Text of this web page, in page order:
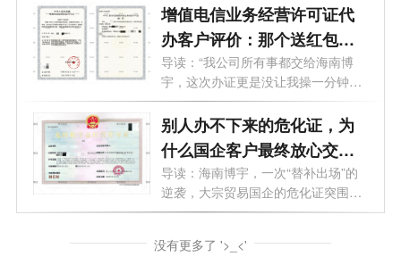
增值电信业务经营许可证代
办客户评价：那个送红包的
客户，暴露了博宇在海南做
了30年的“秘密”
导读：“我公司所有事都交给海南博
宇，这次办证更是没让我操一分钟心”
...
别人办不下来的危化证，为
什么国企客户最终放心交给
了海南博宇？
导读：海南博宇，一次“替补出场”的
逆袭，大宗贸易国企的危化证突围
记。...
没有更多了 '>_<'